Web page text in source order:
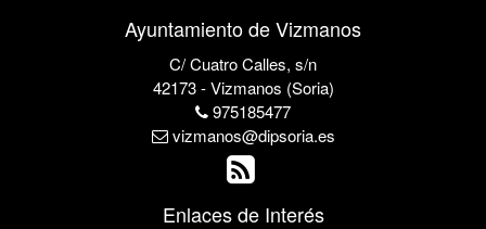
Ayuntamiento de Vizmanos
C/ Cuatro Calles, s/n
42173 - Vizmanos (Soria)
975185477
vizmanos@dipsoria.es
Enlaces de Interés